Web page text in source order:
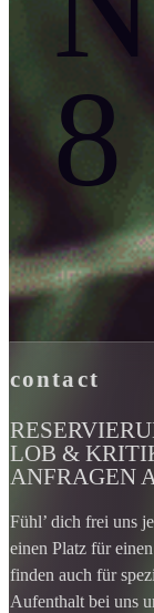
contact
LOB &
ANFRAGEN
Fühl’ dich frei uns
einen Platz für
finden auch für
Aufenthalt bei uns